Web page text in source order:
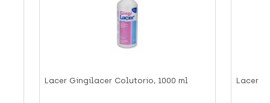
Lacer Gingilacer Colutorio, 1000 ml Lacer